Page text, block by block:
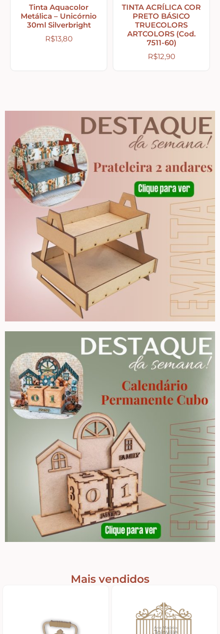
Abóboras
Casinhas – Cercas – Portões – Luminárias –
Janelas
Costura e Ateliê
Country Primitivo
Cozinha – Chá – Café
Enfeite de Balcão
Farm – Fazenda – Churrasco – Vinho
Floreiras – Porta Chaves
Flores e Folhas
Frases – Palavras
Home – Lar – Bem-vindo
Jardim – Garden – Pássaros – Borboletas –
Bicicletas
Lavanderia
Pet – Animais
Plaquinhas – Fundos – Molduras e Shaker Box
Tinta Aquacolor
Metálica – Unicórnio
30ml Silverbright
R$13,80
TINTA ACRÍLICA COR
PRETO BÁSICO
TRUECOLORS
ARTCOLORS (Cod.
7511-60)
R$12,90
Mais vendidos